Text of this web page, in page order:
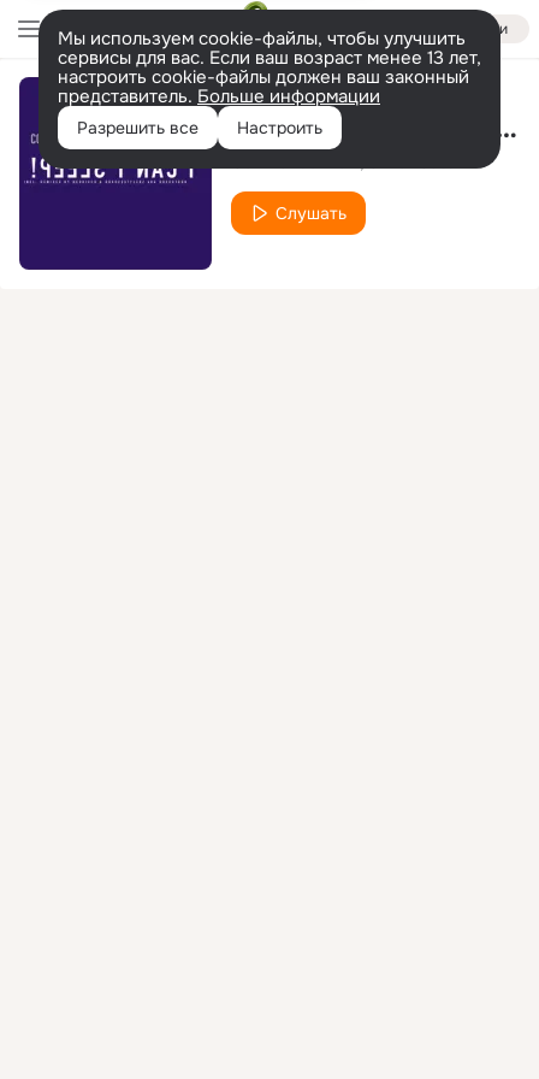
Войти
Мы используем cookie-файлы, чтобы улучшить
сервисы для вас. Если ваш возраст менее 13 лет,
настроить cookie-файлы должен ваш законный
представитель. Больше информации
Разрешить все Настроить I Can't Sleep! (Radio Edit)
Слушать